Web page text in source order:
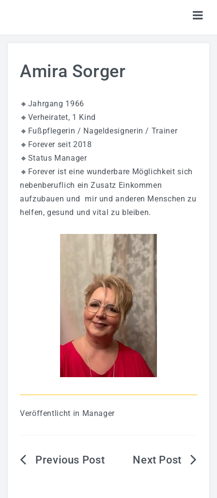
TICKETS
KALENDER
LOGIN
Amira Sorger
🔸️Jahrgang 1966
🔸️Verheiratet, 1 Kind
🔸️Fußpflegerin / Nageldesignerin / Trainer
🔸️Forever seit 2018
🔸️Status Manager
🔸️Forever ist eine wunderbare Möglichkeit sich
nebenberuflich ein Zusatz Einkommen
aufzubauen und mir und anderen Menschen zu
helfen, gesund und vital zu bleiben.
Veröffentlicht in Manager
Beitragsnavigation